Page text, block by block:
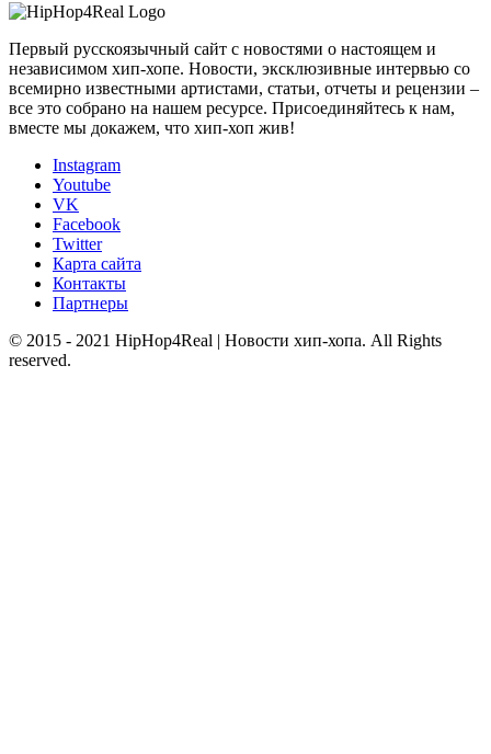
Первый русскоязычный сайт с новостями о настоящем и
независимом хип-хопе. Новости, эксклюзивные интервью со
всемирно известными артистами, статьи, отчеты и рецензии –
все это собрано на нашем ресурсе. Присоединяйтесь к нам,
вместе мы докажем, что хип-хоп жив!
Instagram
Youtube
VK
Facebook
Twitter
Карта сайта
Контакты
Партнеры
© 2015 - 2021 HipHop4Real | Новости хип-хопа. All Rights
reserved.